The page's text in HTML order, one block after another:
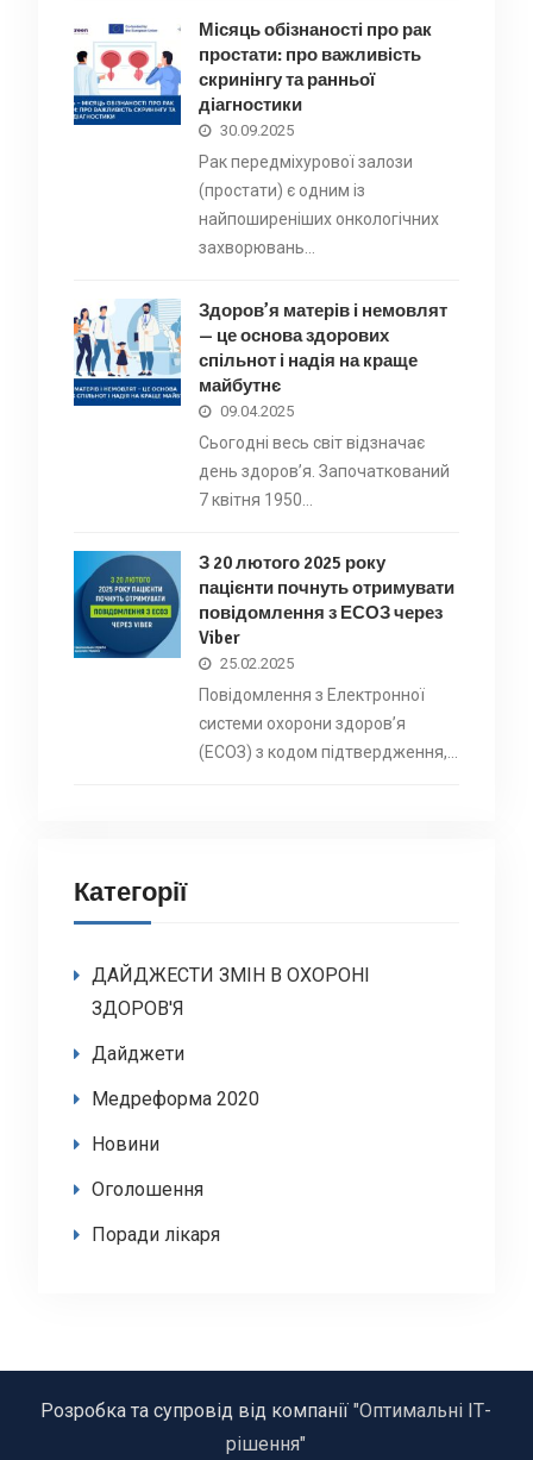
Місяць обізнаності про рак
простати: про важливість
скринінгу та ранньої
діагностики
30.09.2025
Рак передміхурової залози
(простати) є одним із
найпоширеніших онкологічних
захворювань…
Здоров’я матерів і немовлят
— це основа здорових
спільнот і надія на краще
майбутнє
09.04.2025
Сьогодні весь світ відзначає
день здоров’я. Започаткований
7 квітня 1950…
З 20 лютого 2025 року
пацієнти почнуть отримувати
повідомлення з ЕСОЗ через
Viber
25.02.2025
Повідомлення з Електронної
системи охорони здоровʼя
(ЕСОЗ) з кодом підтвердження,…
Категорії
ДАЙДЖЕСТИ ЗМІН В ОХОРОНІ
ЗДОРОВ'Я
Дайджети
Медреформа 2020
Новини
Оголошення
Поради лікаря
Розробка та супровід від компанії"Оптимальні ІТ-
рішення"